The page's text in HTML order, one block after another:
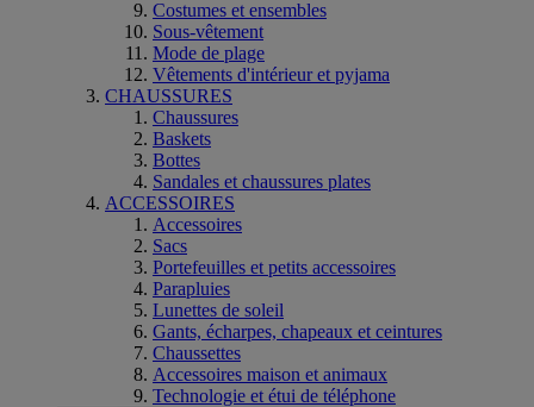
Costumes et ensembles
Sous-vêtement
Mode de plage
Vêtements d'intérieur et pyjama
CHAUSSURES
Chaussures
Baskets
Bottes
Sandales et chaussures plates
ACCESSOIRES
Accessoires
Sacs
Portefeuilles et petits accessoires
Parapluies
Lunettes de soleil
Gants, écharpes, chapeaux et ceintures
Chaussettes
Accessoires maison et animaux
Technologie et étui de téléphone